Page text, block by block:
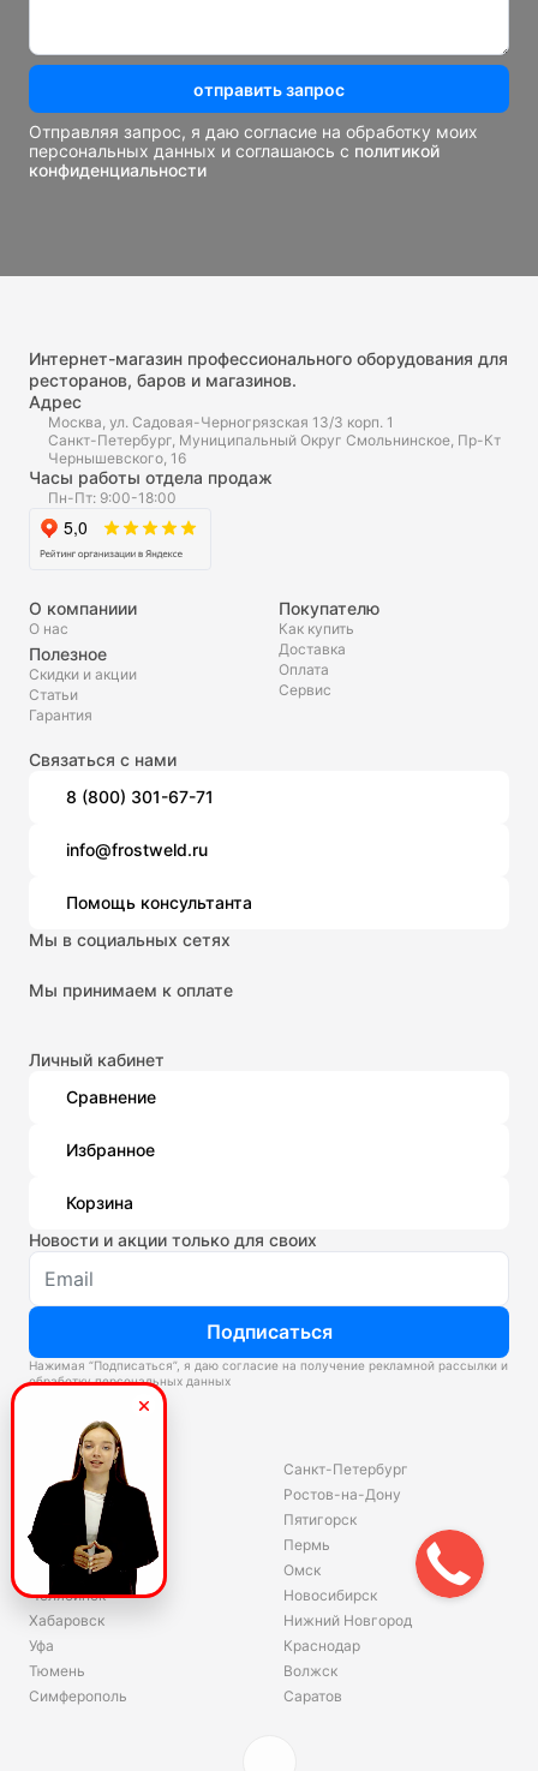
отправить запрос
Отправляя запрос, я даю согласие на обработку моих
персональных данных и соглашаюсь с политикой
конфиденциальности
Интернет-магазин профессионального оборудования для
ресторанов, баров и магазинов.
Адрес
Москва, ул. Садовая-Черногрязская 13/3 корп. 1
Санкт-Петербург, Муниципальный Округ Смольнинское, Пр-Кт
Чернышевского, 16
Часы работы отдела продаж
Пн-Пт: 9:00-18:00
О компаниии
О нас
Полезное
Скидки и акции
Статьи
Гарантия
Покупателю
Как купить
Доставка
Оплата
Сервис
Связаться с нами
8 (800) 301-67-71
info@frostweld.ru
Помощь консультанта
Мы в социальных сетях
Мы принимаем к оплате
Личный кабинет
Сравнение
Избранное
Корзина
Новости и акции только для своих
Подписаться
Нажимая “Подписаться”, я даю согласие на получение рекламной рассылки и
обработку персональных данных
Склады
Владивосток
Екатеринбург
Красноярск
Волгоград
Ярославль
Челябинск
Хабаровск
Уфа
Тюмень
Симферополь
Санкт-Петербург
Ростов-на-Дону
Пятигорск
Пермь
Омск
Новосибирск
Нижний Новгород
Краснодар
Волжск
Саратов